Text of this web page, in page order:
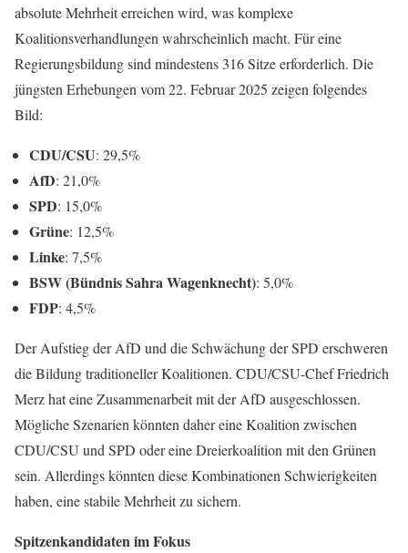
absolute Mehrheit erreichen wird, was komplexe
Koalitionsverhandlungen wahrscheinlich macht. Für eine
Regierungsbildung sind mindestens 316 Sitze erforderlich. Die
jüngsten Erhebungen vom 22. Februar 2025 zeigen folgendes
Bild:
CDU/CSU: 29,5%
AfD: 21,0%
SPD: 15,0%
Grüne: 12,5%
Linke: 7,5%
BSW (Bündnis Sahra Wagenknecht): 5,0%
FDP: 4,5%
Der Aufstieg der AfD und die Schwächung der SPD erschweren
die Bildung traditioneller Koalitionen. CDU/CSU-Chef Friedrich
Merz hat eine Zusammenarbeit mit der AfD ausgeschlossen.
Mögliche Szenarien könnten daher eine Koalition zwischen
CDU/CSU und SPD oder eine Dreierkoalition mit den Grünen
sein. Allerdings könnten diese Kombinationen Schwierigkeiten
haben, eine stabile Mehrheit zu sichern.
Spitzenkandidaten im Fokus